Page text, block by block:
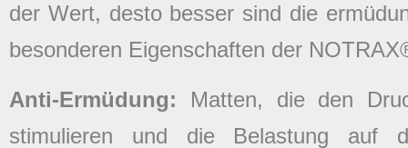
der Wert, desto besser sind die
besonderen Eigenschaften der
Anti-Ermüdung: Matten, die den
stimulieren und die Belastung auf